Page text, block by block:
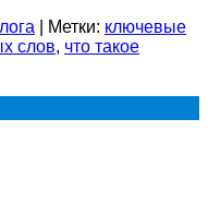
Метки: ключевые
слов, что такое